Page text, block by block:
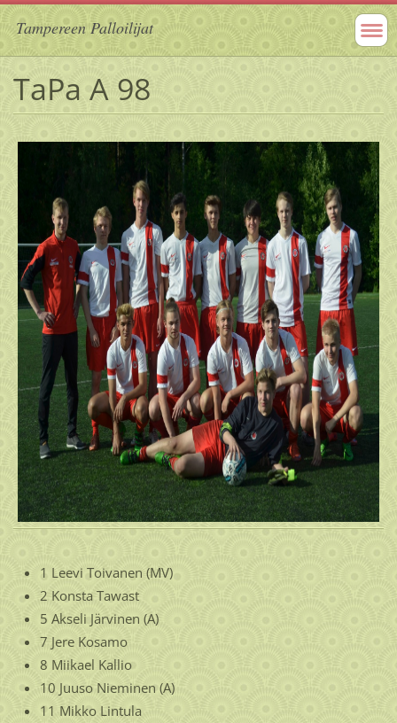
Tampereen Palloilijat
TaPa A 98
1 Leevi Toivanen (MV)
2 Konsta Tawast
5 Akseli Järvinen (A)
7 Jere Kosamo
8 Miikael Kallio
10 Juuso Nieminen (A)
11 Mikko Lintula